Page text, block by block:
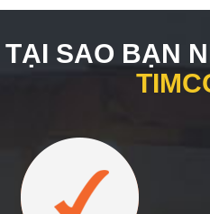
TẠI SAO BẠN